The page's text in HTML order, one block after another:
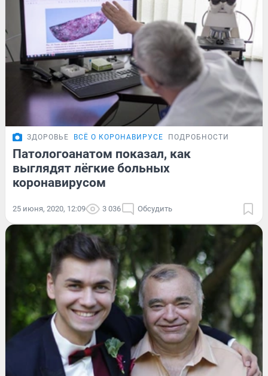
ЗДОРОВЬЕ ВСЁ О КОРОНАВИРУСЕ ПОДРОБНОСТИ
Патологоанатом показал, как
выглядят лёгкие больных
коронавирусом
25 июня, 2020, 12:09 3 036 Обсудить